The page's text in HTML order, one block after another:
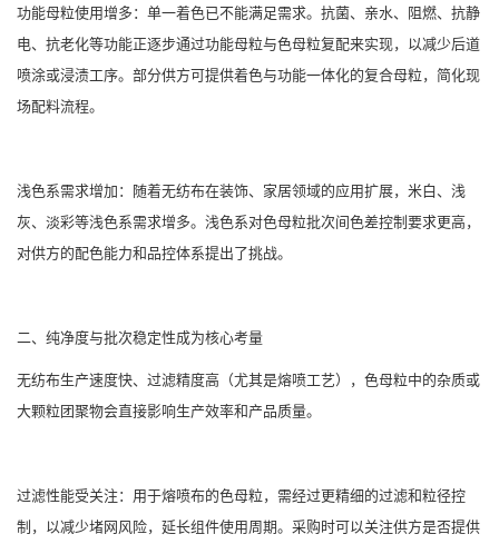
功能母粒使用增多：单一着色已不能满足需求。抗菌、亲水、阻燃、抗静
电、抗老化等功能正逐步通过功能母粒与色母粒复配来实现，以减少后道
喷涂或浸渍工序。部分供方可提供着色与功能一体化的复合母粒，简化现
场配料流程。
浅色系需求增加：随着无纺布在装饰、家居领域的应用扩展，米白、浅
灰、淡彩等浅色系需求增多。浅色系对色母粒批次间色差控制要求更高，
对供方的配色能力和品控体系提出了挑战。
二、纯净度与批次稳定性成为核心考量
无纺布生产速度快、过滤精度高（尤其是熔喷工艺），色母粒中的杂质或
大颗粒团聚物会直接影响生产效率和产品质量。
过滤性能受关注：用于熔喷布的色母粒，需经过更精细的过滤和粒径控
制，以减少堵网风险，延长组件使用周期。采购时可以关注供方是否提供